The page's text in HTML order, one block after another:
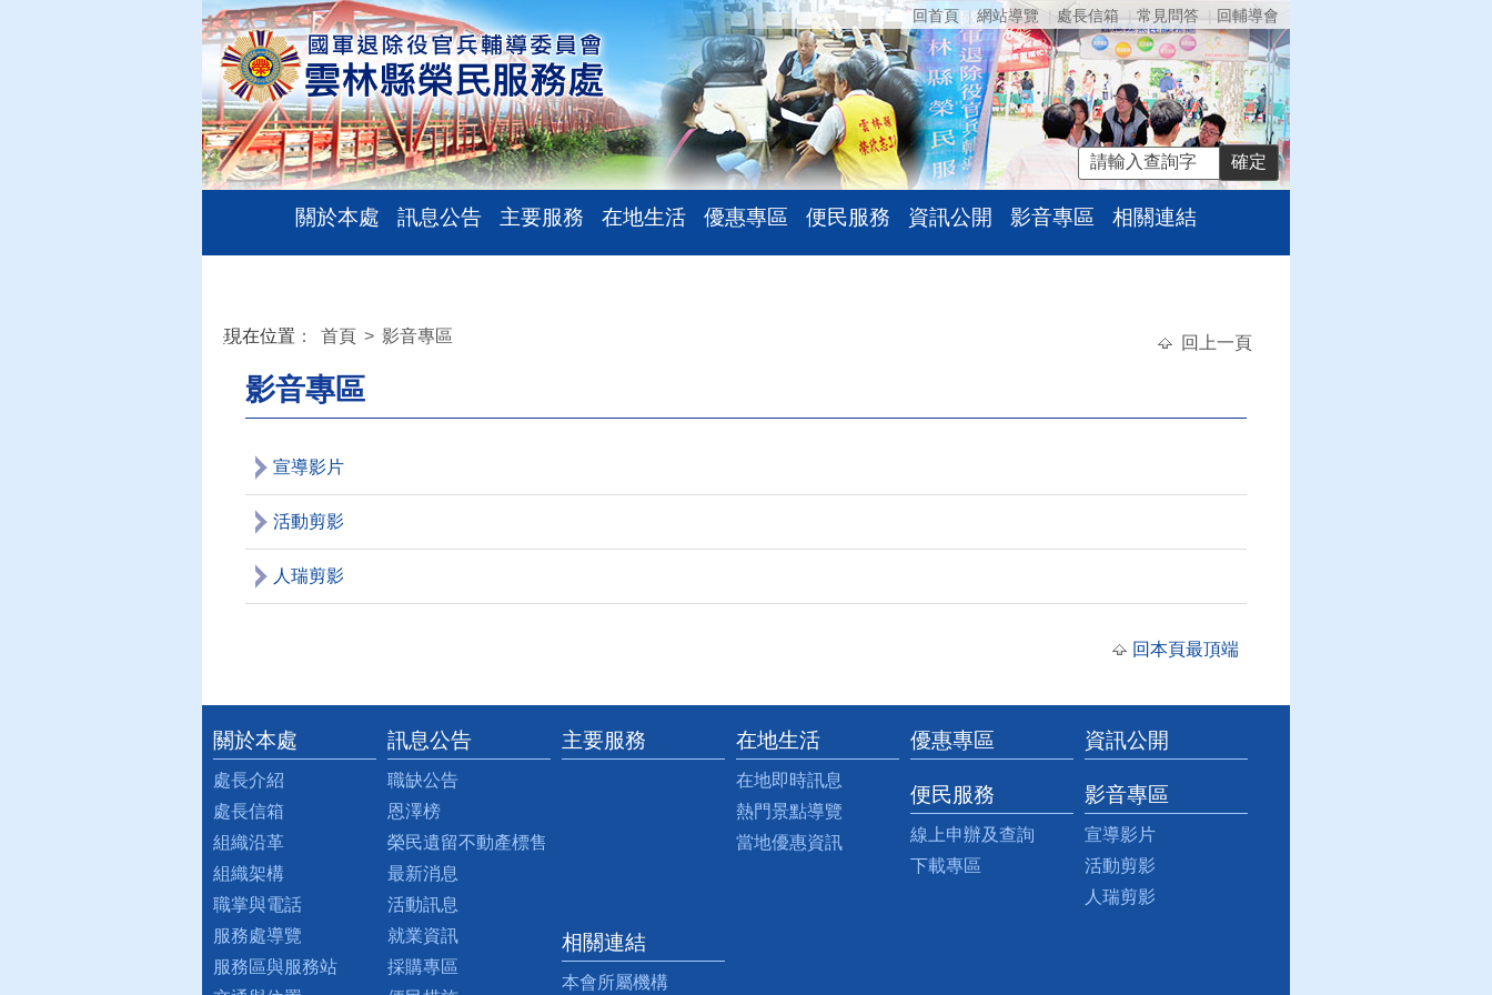
回首頁 網站導覽 處長信箱 常見問答 回輔導會
關於本處 訊息公告 主要服務 在地生活 優惠專區 便民服務 資訊公開 影音專區 相關連結
:::
現在位置 ： 首頁 > 影音專區 回上一頁
影音專區
宣導影片
活動剪影
人瑞剪影
回本頁最頂端
:::
關於本處
處長介紹
處長信箱
組織沿革
組織架構
職掌與電話
服務處導覽
服務區與服務站
訊息公告
職缺公告
恩澤榜
榮民遺留不動產標售
最新消息
活動訊息
就業資訊
採購專區
主要服務 在地生活
在地即時訊息
熱門景點導覽
當地優惠資訊
優惠專區 資訊公開
便民服務
線上申辦及查詢
下載專區
影音專區
宣導影片
活動剪影
人瑞剪影
相關連結
本會所屬機構